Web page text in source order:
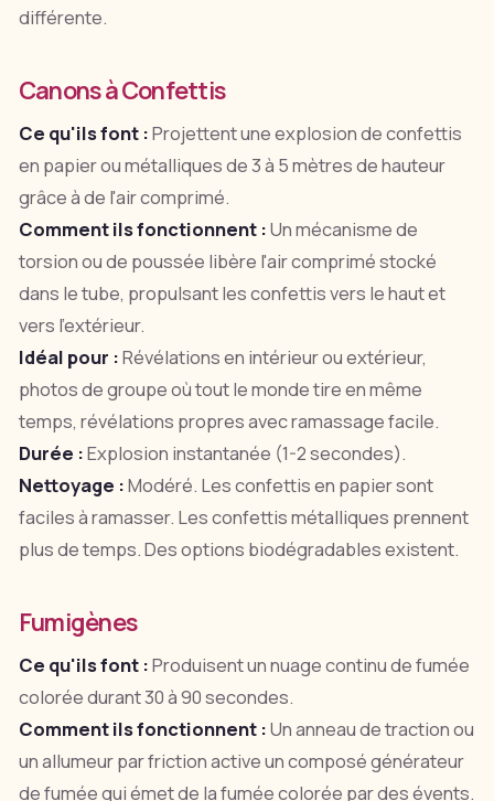
différente.
Canons à Confettis
Ce qu'ils font :Projettent une explosion de confettis
en papier ou métalliques de 3 à 5 mètres de hauteur
grâce à de l'air comprimé.
Comment ils fonctionnent :Un mécanisme de
torsion ou de poussée libère l'air comprimé stocké
dans le tube, propulsant les confettis vers le haut et
vers l'extérieur.
Idéal pour :Révélations en intérieur ou extérieur,
photos de groupe où tout le monde tire en même
temps, révélations propres avec ramassage facile.
Durée :Explosion instantanée (1-2 secondes).
Nettoyage :Modéré. Les confettis en papier sont
faciles à ramasser. Les confettis métalliques prennent
plus de temps. Des options biodégradables existent.
Fumigènes
Ce qu'ils font :Produisent un nuage continu de fumée
colorée durant 30 à 90 secondes.
Comment ils fonctionnent :Un anneau de traction ou
un allumeur par friction active un composé générateur
de fumée qui émet de la fumée colorée par des évents.